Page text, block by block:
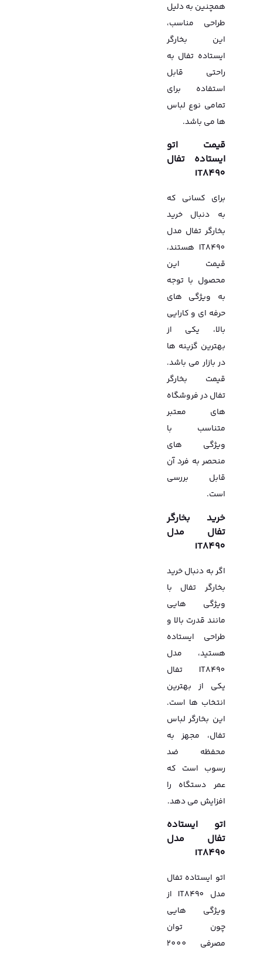
همچنین به دلیل
طراحی مناسب،
این بخارگر
ایستاده تفال به
راحتی قابل
استفاده برای
تمامی نوع لباس
ها می باشد.
قیمت اتو
ایستاده تفال
IT8490
برای کسانی که
به دنبال خرید
بخارگر تفال مدل
IT8490 هستند،
قیمت این
محصول با توجه
به ویژگی های
حرفه ای و کارایی
بالا، یکی از
بهترین گزینه ها
در بازار می باشد.
قیمت بخارگر
تفال در فروشگاه
های معتبر
متناسب با
ویژگی های
منحصر به فرد آن
قابل بررسی
است.
خرید بخارگر
تفال مدل
IT8490
اگر به دنبال خرید
بخارگر تفال با
ویژگی هایی
مانند قدرت بالا و
طراحی ایستاده
هستید، مدل
IT8490 تفال
یکی از بهترین
انتخاب ها است.
این بخارگر لباس
تفال، مجهز به
محفظه ضد
رسوب است که
عمر دستگاه را
افزایش می دهد.
اتو ایستاده
تفال مدل
IT8490
اتو ایستاده تفال
مدل IT8490 از
ویژگی هایی
چون توان
مصرفی 2000